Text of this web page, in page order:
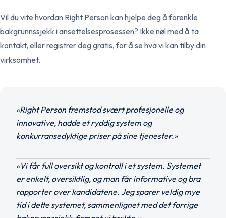
Vil du vite hvordan Right Person kan hjelpe deg å forenkle
bakgrunnssjekk i ansettelsesprosessen? Ikke nøl med å ta
kontakt, eller registrer deg gratis, for å se hva vi kan tilby din
virksomhet.
«Right Person fremstod svært profesjonelle og
innovative, hadde et ryddig system og
konkurransedyktige priser på sine tjenester.»
«Vi får full oversikt og kontroll i et system. Systemet
er enkelt, oversiktlig, og man får informative og bra
rapporter over kandidatene. Jeg sparer veldig mye
tid i dette systemet, sammenlignet med det forrige